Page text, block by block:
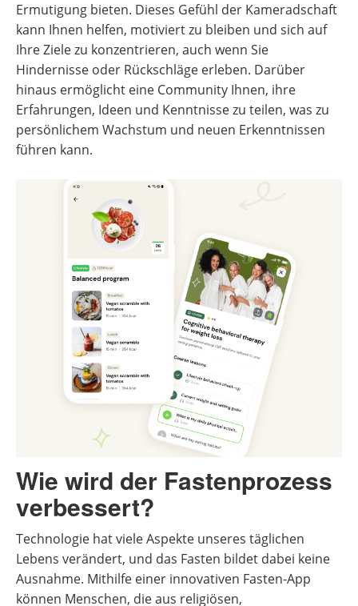
Ermutigung bieten. Dieses Gefühl der Kameradschaft
kann Ihnen helfen, motiviert zu bleiben und sich auf
Ihre Ziele zu konzentrieren, auch wenn Sie
Hindernisse oder Rückschläge erleben. Darüber
hinaus ermöglicht eine Community Ihnen, ihre
Erfahrungen, Ideen und Kenntnisse zu teilen, was zu
persönlichem Wachstum und neuen Erkenntnissen
führen kann.
Wie wird der Fastenprozess
verbessert?
Technologie hat viele Aspekte unseres täglichen
Lebens verändert, und das Fasten bildet dabei keine
Ausnahme. Mithilfe einer innovativen Fasten-App
können Menschen, die aus religiösen,